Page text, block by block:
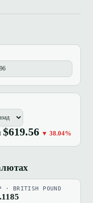
$619.56 ▼ 38.04%
· BRITISH POUND